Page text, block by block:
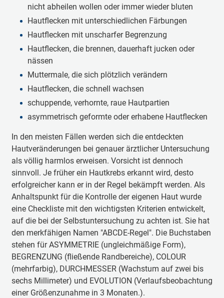
nicht abheilen wollen oder immer wieder bluten
Hautflecken mit unterschiedlichen Färbungen
Hautflecken mit unscharfer Begrenzung
Hautflecken, die brennen, dauerhaft jucken oder
nässen
Muttermale, die sich plötzlich verändern
Hautflecken, die schnell wachsen
schuppende, verhornte, raue Hautpartien
asymmetrisch geformte oder erhabene Hautflecken
In den meisten Fällen werden sich die entdeckten
Hautveränderungen bei genauer ärztlicher Untersuchung
als völlig harmlos erweisen. Vorsicht ist dennoch
sinnvoll. Je früher ein Hautkrebs erkannt wird, desto
erfolgreicher kann er in der Regel bekämpft werden. Als
Anhaltspunkt für die Kontrolle der eigenen Haut wurde
eine Checkliste mit den wichtigsten Kriterien entwickelt,
auf die bei der Selbstuntersuchung zu achten ist. Sie hat
den merkfähigen Namen "ABCDE-Regel". Die Buchstaben
stehen für ASYMMETRIE (ungleichmäßige Form),
BEGRENZUNG (fließende Randbereiche), COLOUR
(mehrfarbig), DURCHMESSER (Wachstum auf zwei bis
sechs Millimeter) und EVOLUTION (Verlaufsbeobachtung
einer Größenzunahme in 3 Monaten.).